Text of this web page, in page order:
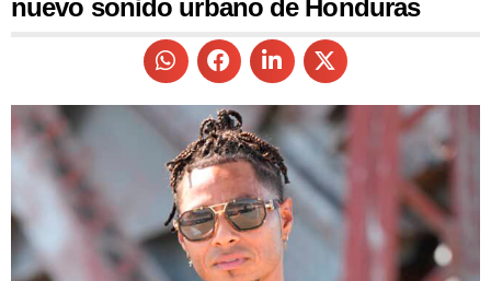
nuevo sonido urbano de Honduras